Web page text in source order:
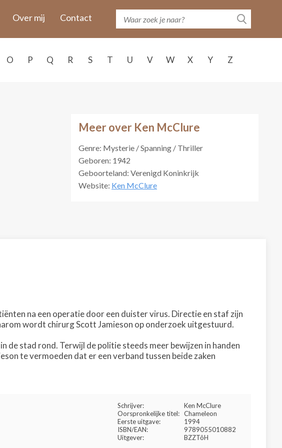
Over mij Contact
O P Q R S T U V W X Y Z
Meer over Ken McClure
Genre: Mysterie / Spanning / Thriller
Geboren: 1942
Geboorteland: Verenigd Koninkrijk
Website: Ken McClure
na een operatie door een duister virus. Directie en staf zijn
wordt chirurg Scott Jamieson op onderzoek uitgestuurd.
stad rond. Terwijl de politie steeds meer bewijzen in handen
te vermoeden dat er een verband tussen beide zaken
Schrijver:
Ken McClure
Oorspronkelijke titel: Chameleon
Eerste uitgave:
1994
ISBN/EAN:
9789055010882
Uitgever:
BZZTôH